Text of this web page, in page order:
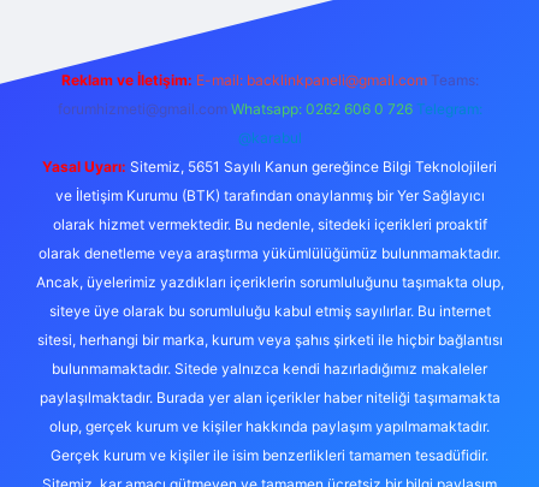
Reklam ve İletişim: E-mail: backlinkpaneli@gmail.com Teams:
forumhizmeti@gmail.com Whatsapp: 0262 606 0 726 Telegram:
@karabul
Yasal Uyarı: Sitemiz, 5651 Sayılı Kanun gereğince Bilgi Teknolojileri
ve İletişim Kurumu (BTK) tarafından onaylanmış bir Yer Sağlayıcı
olarak hizmet vermektedir. Bu nedenle, sitedeki içerikleri proaktif
olarak denetleme veya araştırma yükümlülüğümüz bulunmamaktadır.
Ancak, üyelerimiz yazdıkları içeriklerin sorumluluğunu taşımakta olup,
siteye üye olarak bu sorumluluğu kabul etmiş sayılırlar. Bu internet
sitesi, herhangi bir marka, kurum veya şahıs şirketi ile hiçbir bağlantısı
bulunmamaktadır. Sitede yalnızca kendi hazırladığımız makaleler
paylaşılmaktadır. Burada yer alan içerikler haber niteliği taşımamakta
olup, gerçek kurum ve kişiler hakkında paylaşım yapılmamaktadır.
Gerçek kurum ve kişiler ile isim benzerlikleri tamamen tesadüfidir.